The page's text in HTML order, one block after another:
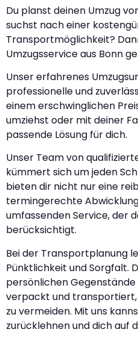
Du planst deinen Umzug
suchst nach einer
Transportmöglichkeit?
Umzugsservice aus Bonn
Unser erfahrenes
professionelle und
einem erschwinglichen
umziehst oder mit deiner
passende Lösung für dich.
Unser Team von
kümmert sich um jeden
bieten dir nicht nur eine
termingerechte
umfassenden Service, der
berücksichtigt.
Bei der Transportplanung
Pünktlichkeit und Sorgfalt.
persönlichen
verpackt und transportiert,
zu vermeiden. Mit uns
zurücklehnen und dich auf